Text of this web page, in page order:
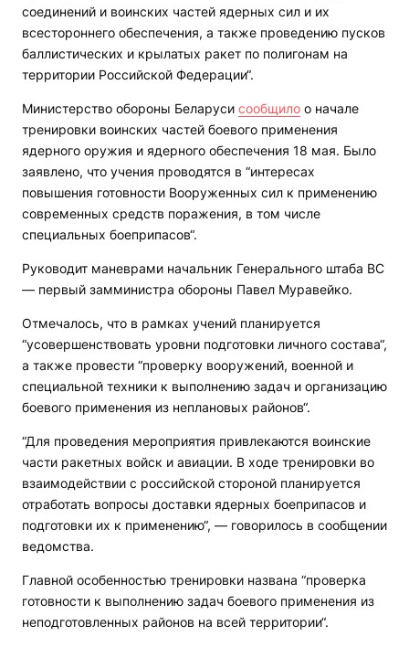
соединений и воинских частей ядерных сил и их
всестороннего обеспечения, а также проведению пусков
баллистических и крылатых ракет по полигонам на
территории Российской Федерации“.
Министерство обороны Беларуси сообщило о начале
тренировки воинских частей боевого применения
ядерного оружия и ядерного обеспечения 18 мая. Было
заявлено, что учения проводятся в “интересах
повышения готовности Вооруженных сил к применению
современных средств поражения, в том числе
специальных боеприпасов“.
Руководит маневрами начальник Генерального штаба ВС
— первый замминистра обороны Павел Муравейко.
Отмечалось, что в рамках учений планируется
“усовершенствовать уровни подготовки личного состава“,
а также провести “проверку вооружений, военной и
специальной техники к выполнению задач и организацию
боевого применения из неплановых районов“.
“Для проведения мероприятия привлекаются воинские
части ракетных войск и авиации. В ходе тренировки во
взаимодействии с российской стороной планируется
отработать вопросы доставки ядерных боеприпасов и
подготовки их к применению“, — говорилось в сообщении
ведомства.
Главной особенностью тренировки названа “проверка
готовности к выполнению задач боевого применения из
неподготовленных районов на всей территории“.